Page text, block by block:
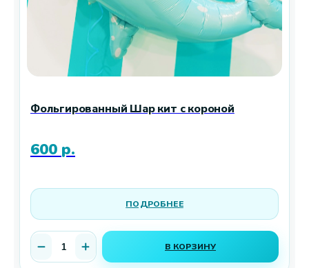
Фольгированный Шар кит с короной
600 р.
ПОДРОБНЕЕ
В КОРЗИНУ